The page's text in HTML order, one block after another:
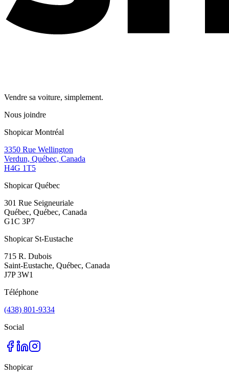
Vendre sa voiture, simplement.
Nous joindre
Shopicar Montréal
3350 Rue Wellington
Verdun, Québec, Canada
H4G 1T5
Shopicar Québec
301 Rue Seigneuriale
Québec, Québec, Canada
G1C 3P7
Shopicar St-Eustache
715 R. Dubois
Saint-Eustache, Québec, Canada
J7P 3W1
Téléphone
(438) 801-9334
Social
Shopicar